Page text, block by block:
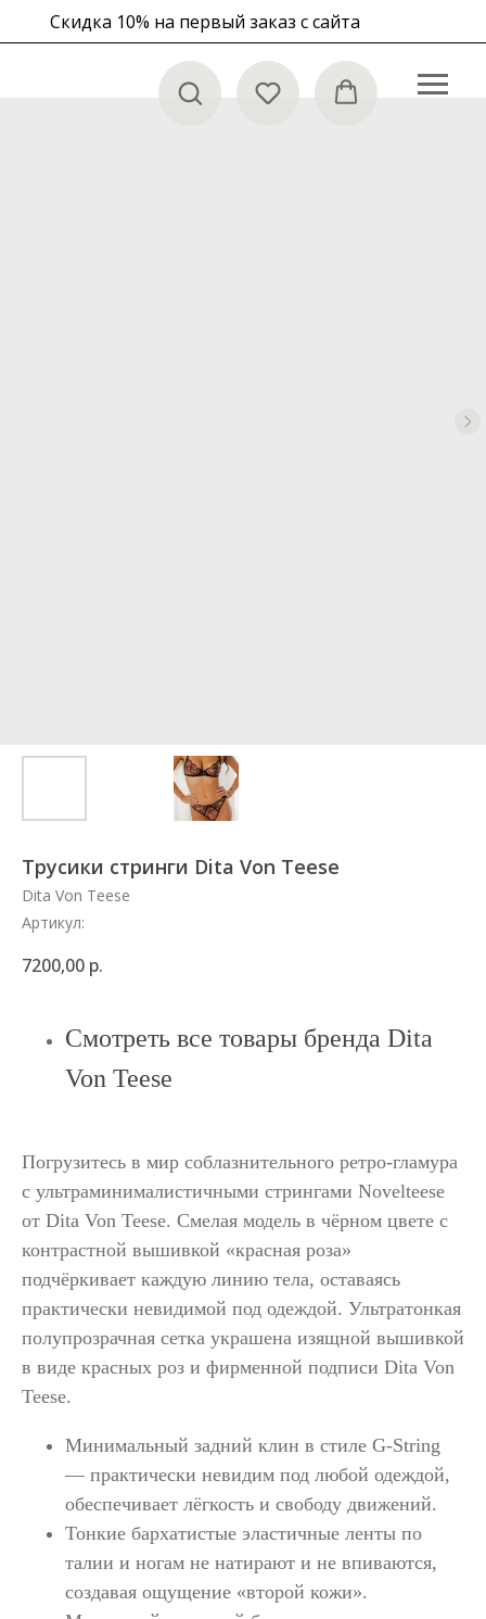
Скидка 10% на первый заказ с сайта
Трусики стринги Dita Von Teese
Dita Von Teese
Артикул:
7200,00 р.
Смотреть все товары бренда Dita
Von Teese
Погрузитесь в мир соблазнительного ретро-гламура
с ультраминималистичными стрингами Novelteese
от Dita Von Teese. Смелая модель в чёрном цвете с
контрастной вышивкой «красная роза»
подчёркивает каждую линию тела, оставаясь
практически невидимой под одеждой. Ультратонкая
полупрозрачная сетка украшена изящной вышивкой
в виде красных роз и фирменной подписи Dita Von
Teese.
Минимальный задний клин в стиле G-String
— практически невидим под любой одеждой,
обеспечивает лёгкость и свободу движений.
Тонкие бархатистые эластичные ленты по
талии и ногам не натирают и не впиваются,
создавая ощущение «второй кожи».